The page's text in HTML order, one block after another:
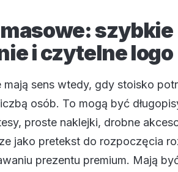
szybkie
i czytelne logo
mają sens wtedy, gdy stoisko
osób. To mogą być
proste naklejki, drobne
jako pretekst do rozpoczęcia
prezentu premium. Mają